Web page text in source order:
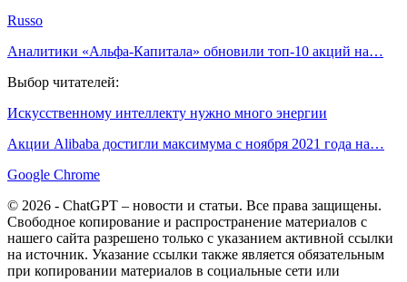
Russo
Аналитики «Альфа-Капитала» обновили топ-10 акций на…
Выбор читателей:
Искусственному интеллекту нужно много энергии
Акции Alibaba достигли максимума с ноября 2021 года на…
Google Chrome
© 2026 - ChatGPT – новости и статьи. Все права защищены.
Свободное копирование и распространение материалов с
нашего сайта разрешено только с указанием активной ссылки
на источник. Указание ссылки также является обязательным
при копировании материалов в социальные сети или